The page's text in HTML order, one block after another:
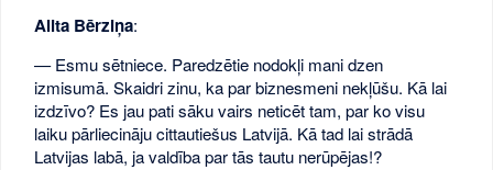
Alita Bērziņa:
— Esmu sētniece. Paredzētie nodokļi mani dzen
izmisumā. Skaidri zinu, ka par biznesmeni nekļūšu. Kā lai
izdzīvo? Es jau pati sāku vairs neticēt tam, par ko visu
laiku pārliecināju cittautiešus Latvijā. Kā tad lai strādā
Latvijas labā, ja valdība par tās tautu nerūpējas!?